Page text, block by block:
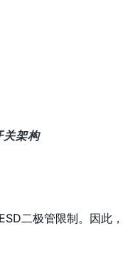
关架构
二极管限制。因此